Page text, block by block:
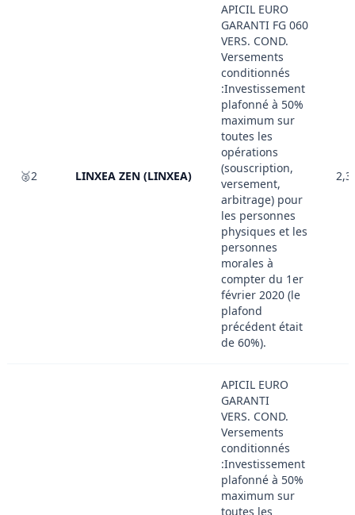
🥈2 LINXEA ZEN (LINXEA)
APICIL EURO
GARANTI FG 060
VERS. COND.
Versements
conditionnés
:Investissement
plafonné à 50%
maximum sur
toutes les
opérations
(souscription,
versement,
arbitrage) pour
les personnes
physiques et les
personnes
morales à
compter du 1er
février 2020 (le
plafond
précédent était
de 60%).
APICIL EURO
GARANTI
VERS. COND.
Versements
conditionnés
:Investissement
plafonné à 50%
maximum sur
toutes les